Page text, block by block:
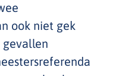
ook niet gek
gevallen